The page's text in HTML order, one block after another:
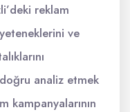
reklam
yeteneklerini ve
analiz etmek
kampanyalarının